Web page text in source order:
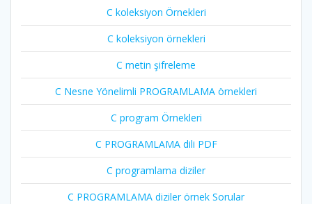
C koleksiyon Örnekleri
C koleksiyon örnekleri
C metin şifreleme
C Nesne Yönelimli PROGRAMLAMA örnekleri
C program Örnekleri
C PROGRAMLAMA dili PDF
C programlama diziler
C PROGRAMLAMA diziler örnek Sorular